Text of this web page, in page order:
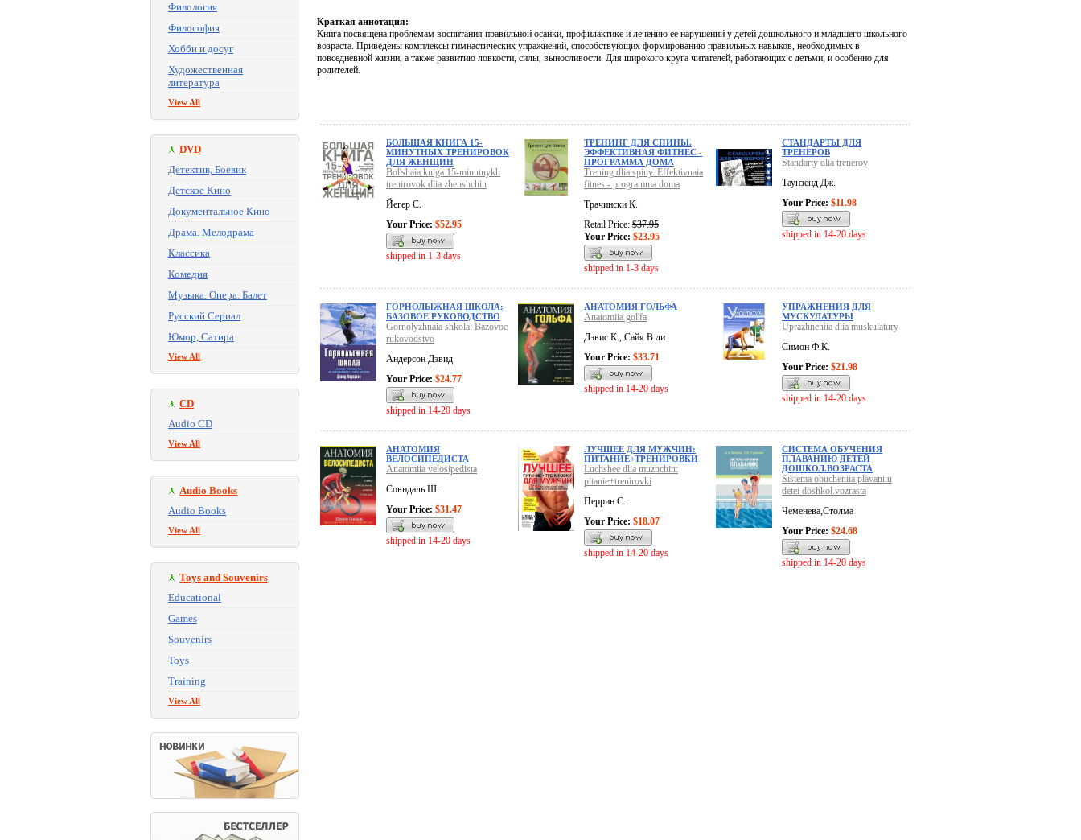
Филология
Философия
Хобби и досуг
Художественная
литература
View All
DVD
Детектив, Боевик
Детское Кино
Документальное Кино
Драма. Мелодрама
Классика
Комедия
Музыка. Опера. Балет
Русский Сериал
Юмор, Сатира
View All
CD
Audio CD
View All
Audio Books
Audio Books
View All
Toys and Souvenirs
Educational
Games
Souvenirs
Toys
Training
View All
Краткая аннотация:
Книга посвящена проблемам воспитания правильной осанки, профилактике и лечению ее нарушений у детей дошкольного и младшего школьного
возраста. Приведены комплексы гимнастических упражнений, способствующих формированию правильных навыков, необходимых в
повседневной жизни, а также развитию ловкости, силы, выносливости. Для широкого круга читателей, работающих с детьми, и особенно для
родителей.
БОЛЬШАЯ КНИГА 15-
МИНУТНЫХ ТРЕНИРОВОК
ДЛЯ ЖЕНЩИН
Bol'shaia kniga 15-minutnykh
trenirovok dlia zhenshchin
Йегер С.
Your Price: $52.95
shipped in 1-3 days
ТРЕНИНГ ДЛЯ СПИНЫ.
ЭФФЕКТИВНАЯ ФИТНЕС -
ПРОГРАММА ДОМА
Trening dlia spiny. Effektivnaia
fitnes - programma doma
Трачински К.
Retail Price: $37.95
Your Price: $23.95
shipped in 1-3 days
СТАНДАРТЫ ДЛЯ
ТРЕНЕРОВ
Standarty dlia trenerov
Таунзенд Дж.
Your Price: $11.98
shipped in 14-20 days
ГОРНОЛЫЖНАЯ ШКОЛА:
БАЗОВОЕ РУКОВОДСТВО
Gornolyzhnaia shkola: Bazovoe
rukovodstvo
Андерсон Дэвид
Your Price: $24.77
shipped in 14-20 days
АНАТОМИЯ ГОЛЬФА
Anatomiia gol'fa
Дэвис К., Сайя В.ди
Your Price: $33.71
shipped in 14-20 days
УПРАЖНЕНИЯ ДЛЯ
МУСКУЛАТУРЫ
Uprazhneniia dlia muskulatury
Симон Ф.К.
Your Price: $21.98
shipped in 14-20 days
АНАТОМИЯ
ВЕЛОСИПЕДИСТА
Anatomiia velosipedista
Совндаль Ш.
Your Price: $31.47
shipped in 14-20 days
ЛУЧШЕЕ ДЛЯ МУЖЧИН:
ПИТАНИЕ+ТРЕНИРОВКИ
Luchshee dlia muzhchin:
pitanie+trenirovki
Перрин С.
Your Price: $18.07
shipped in 14-20 days
СИСТЕМА ОБУЧЕНИЯ
ПЛАВАНИЮ ДЕТЕЙ
ДОШКОЛ.ВОЗРАСТА
Sistema obucheniia plavaniiu
detei doshkol.vozrasta
Чеменева,Столма
Your Price: $24.68
shipped in 14-20 days